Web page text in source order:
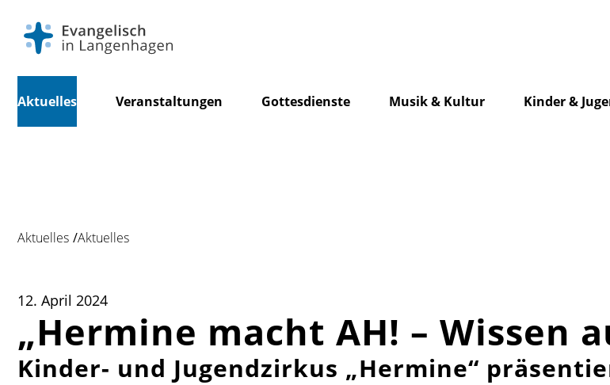
überspringen
Aktuelles Veranstaltungen Gottesdienste Musik & Kultur Kinder &
Aktuelles Aktuelles
12. April 2024
„Hermine macht AH! – Wissen
Kinder- und Jugendzirkus „Hermine“